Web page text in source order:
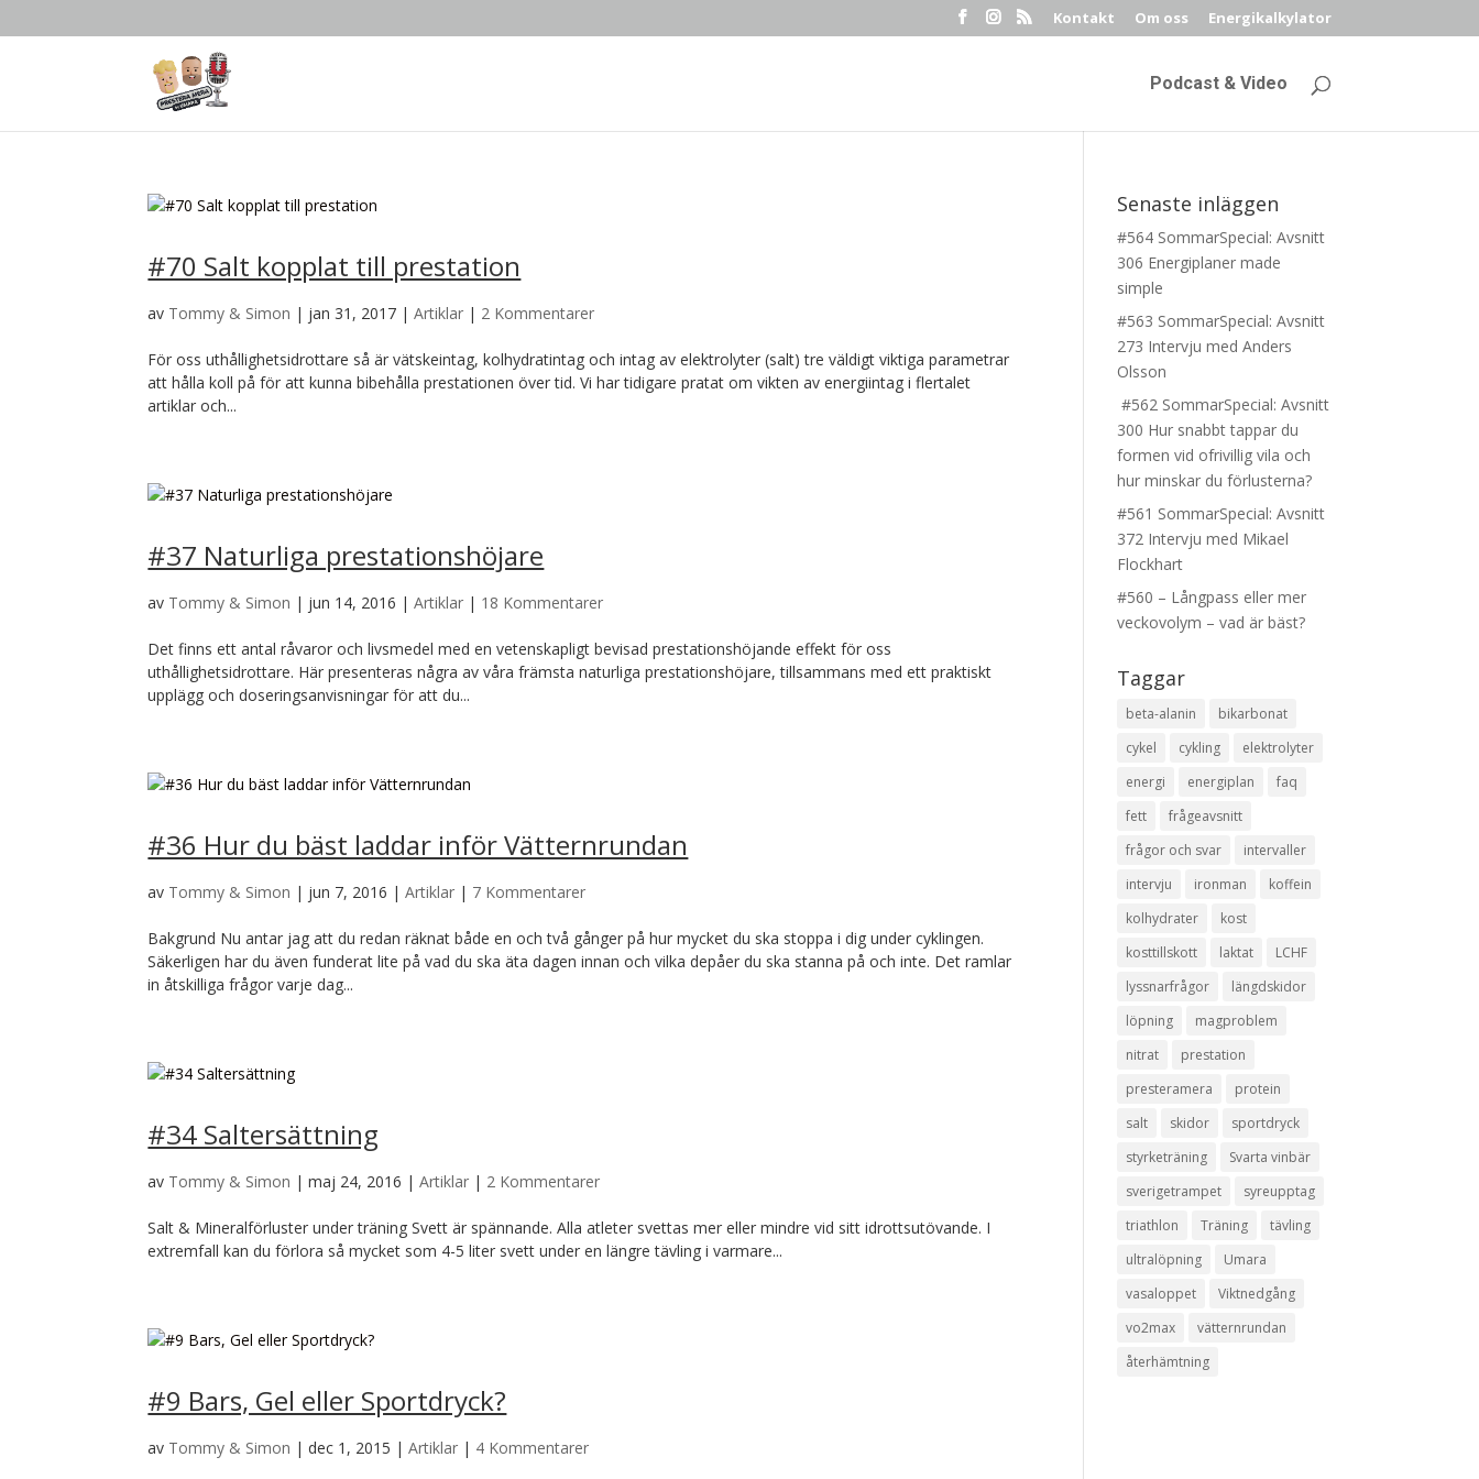
Kontakt Om oss Energikalkylator
Podcast & Video
#70 Salt kopplat till prestation
av Tommy & Simon | jan 31, 2017 |Artiklar | 2 Kommentarer
För oss uthållighetsidrottare så är vätskeintag, kolhydratintag och intag av elektrolyter (salt) tre väldigt viktiga parametrar
att hålla koll på för att kunna bibehålla prestationen över tid. Vi har tidigare pratat om vikten av energiintag i flertalet
artiklar och...
#37 Naturliga prestationshöjare
av Tommy & Simon | jun 14, 2016 |Artiklar | 18 Kommentarer
Det finns ett antal råvaror och livsmedel med en vetenskapligt bevisad prestationshöjande effekt för oss
uthållighetsidrottare. Här presenteras några av våra främsta naturliga prestationshöjare, tillsammans med ett praktiskt
upplägg och doseringsanvisningar för att du...
#36 Hur du bäst laddar inför Vätternrundan
av Tommy & Simon | jun 7, 2016 |Artiklar | 7 Kommentarer
Bakgrund Nu antar jag att du redan räknat både en och två gånger på hur mycket du ska stoppa i dig under cyklingen.
Säkerligen har du även funderat lite på vad du ska äta dagen innan och vilka depåer du ska stanna på och inte. Det ramlar
in åtskilliga frågor varje dag...
#34 Saltersättning
av Tommy & Simon |maj 24, 2016 |Artiklar | 2 Kommentarer
Salt & Mineralförluster under träning Svett är spännande. Alla atleter svettas mer eller mindre vid sitt idrottsutövande. I
extremfall kan du förlora så mycket som 4-5 liter svett under en längre tävling i varmare...
#9 Bars, Gel eller Sportdryck?
av Tommy & Simon |dec 1, 2015 |Artiklar | 4 Kommentarer
Senaste inläggen
#564 SommarSpecial: Avsnitt
306 Energiplaner made
simple
#563 SommarSpecial: Avsnitt
273 Intervju med Anders
Olsson
#562 SommarSpecial: Avsnitt
300 Hur snabbt tappar du
formen vid ofrivillig vila och
hur minskar du förlusterna?
#561 SommarSpecial: Avsnitt
372 Intervju med Mikael
Flockhart
#560 – Långpass eller mer
veckovolym – vad är bäst?
Taggar
beta-alanin
bikarbonat
cykel
cykling
elektrolyter
energi
energiplan
faq
fett
frågeavsnitt
frågor och svar
intervaller
intervju
ironman
koffein
kolhydrater
kost
kosttillskott
laktat
LCHF
lyssnarfrågor
längdskidor
löpning
magproblem
nitrat
prestation
presteramera
protein
salt
skidor
sportdryck
styrketräning
Svarta vinbär
sverigetrampet
syreupptag
triathlon
Träning
tävling
ultralöpning
Umara
vasaloppet
Viktnedgång
vo2max
vätternrundan
återhämtning